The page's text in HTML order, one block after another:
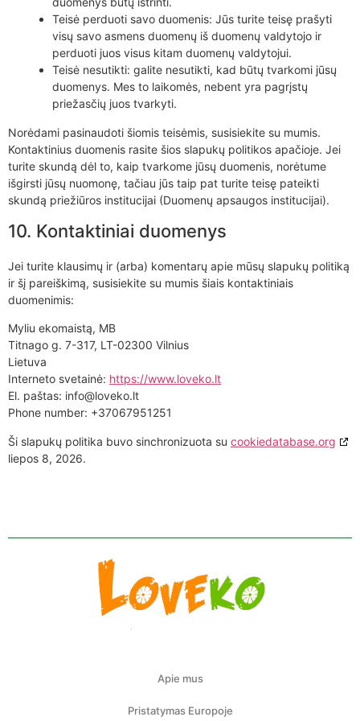
Teisė perduoti savo duomenis: Jūs turite teisę prašyti
visų savo asmens duomenų iš duomenų valdytojo ir
perduoti juos visus kitam duomenų valdytojui.
Teisė nesutikti: galite nesutikti, kad būtų tvarkomi jūsų
duomenys. Mes to laikomės, nebent yra pagrįstų
priežasčių juos tvarkyti.
Norėdami pasinaudoti šiomis teisėmis, susisiekite su mumis.
Kontaktinius duomenis rasite šios slapukų politikos apačioje. Jei
turite skundą dėl to, kaip tvarkome jūsų duomenis, norėtume
išgirsti jūsų nuomonę, tačiau jūs taip pat turite teisę pateikti
skundą priežiūros institucijai (Duomenų apsaugos institucijai).
10. Kontaktiniai duomenys
Jei turite klausimų ir (arba) komentarų apie mūsų slapukų politiką
ir šį pareiškimą, susisiekite su mumis šiais kontaktiniais
duomenimis:
Myliu ekomaistą, MB
Titnago g. 7-317, LT-02300 Vilnius
Lietuva
Interneto svetainė: https://www.loveko.lt
El. paštas: info@loveko.lt
Phone number: +37067951251
Ši slapukų politika buvo sinchronizuota su cookiedatabase.org
liepos 8, 2026.
Apie mus
Pristatymas Europoje